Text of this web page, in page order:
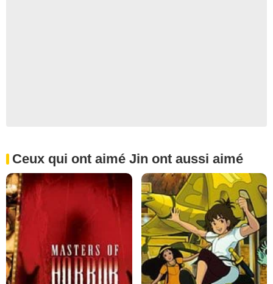
Ceux qui ont aimé Jin ont aussi aimé